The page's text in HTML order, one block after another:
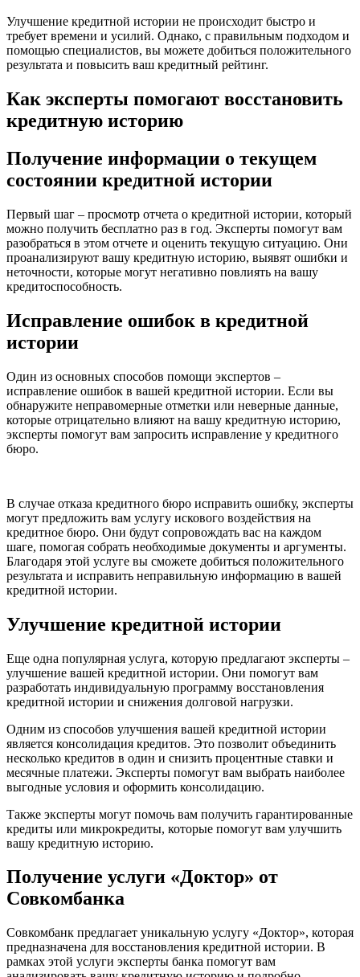
Улучшение кредитной истории не происходит быстро и
требует времени и усилий. Однако, с правильным подходом и
помощью специалистов, вы можете добиться положительного
результата и повысить ваш кредитный рейтинг.
Как эксперты помогают восстановить
кредитную историю
Получение информации о текущем
состоянии кредитной истории
Первый шаг – просмотр отчета о кредитной истории, который
можно получить бесплатно раз в год. Эксперты помогут вам
разобраться в этом отчете и оценить текущую ситуацию. Они
проанализируют вашу кредитную историю, выявят ошибки и
неточности, которые могут негативно повлиять на вашу
кредитоспособность.
Исправление ошибок в кредитной
истории
Один из основных способов помощи экспертов –
исправление ошибок в вашей кредитной истории. Если вы
обнаружите неправомерные отметки или неверные данные,
которые отрицательно влияют на вашу кредитную историю,
эксперты помогут вам запросить исправление у кредитного
бюро.
В случае отказа кредитного бюро исправить ошибку, эксперты
могут предложить вам услугу искового воздействия на
кредитное бюро. Они будут сопровождать вас на каждом
шаге, помогая собрать необходимые документы и аргументы.
Благодаря этой услуге вы сможете добиться положительного
результата и исправить неправильную информацию в вашей
кредитной истории.
Улучшение кредитной истории
Еще одна популярная услуга, которую предлагают эксперты –
улучшение вашей кредитной истории. Они помогут вам
разработать индивидуальную программу восстановления
кредитной истории и снижения долговой нагрузки.
Одним из способов улучшения вашей кредитной истории
является консолидация кредитов. Это позволит объединить
несколько кредитов в один и снизить процентные ставки и
месячные платежи. Эксперты помогут вам выбрать наиболее
выгодные условия и оформить консолидацию.
Также эксперты могут помочь вам получить гарантированные
кредиты или микрокредиты, которые помогут вам улучшить
вашу кредитную историю.
Получение услуги «Доктор» от
Совкомбанка
Совкомбанк предлагает уникальную услугу «Доктор», которая
предназначена для восстановления кредитной истории. В
рамках этой услуги эксперты банка помогут вам